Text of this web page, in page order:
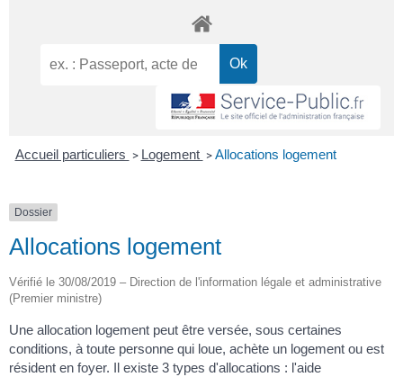
Accueil particuliers > Logement > Allocations logement
Dossier
Allocations logement
Vérifié le 30/08/2019 – Direction de l'information légale et administrative
(Premier ministre)
Une allocation logement peut être versée, sous certaines
conditions, à toute personne qui loue, achète un logement ou est
résident en foyer. Il existe 3 types d'allocations : l'aide